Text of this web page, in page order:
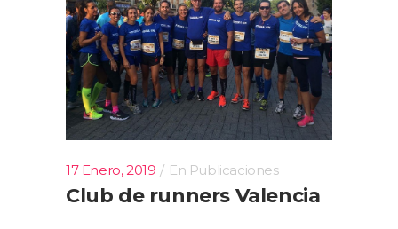
17 Enero, 2019 En Publicaciones
Club de runners Valencia